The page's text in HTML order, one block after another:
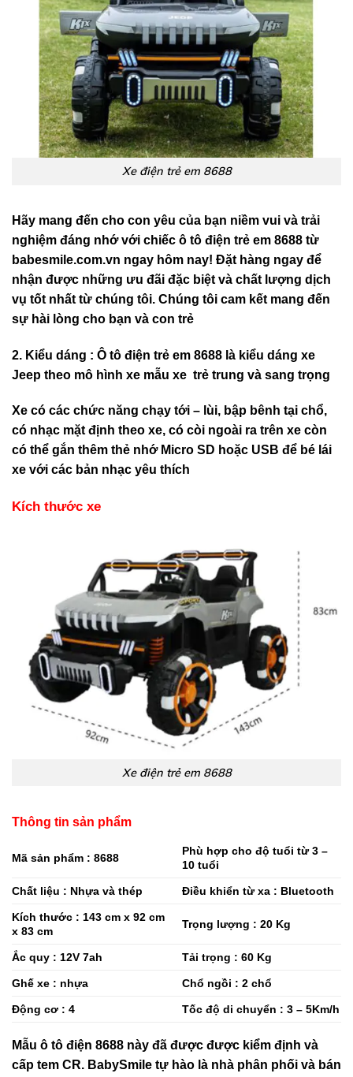
Xe điện trẻ em 8688
Hãy mang đến cho con yêu của bạn niềm vui và trải
nghiệm đáng nhớ với chiếc ô tô điện trẻ em 8688 từ
babesmile.com.vn ngay hôm nay! Đặt hàng ngay để
nhận được những ưu đãi đặc biệt và chất lượng dịch
vụ tốt nhất từ chúng tôi. Chúng tôi cam kết mang đến
sự hài lòng cho bạn và con trẻ
2. Kiểu dáng : Ô tô điện trẻ em 8688 là kiểu dáng xe
Jeep theo mô hình xe mẫu xe trẻ trung và sang trọng
Xe có các chức năng chạy tới – lùi, bập bênh tại chổ,
có nhạc mặt định theo xe, có còi ngoài ra trên xe còn
có thể gắn thêm thẻ nhớ Micro SD hoặc USB để bé lái
xe với các bản nhạc yêu thích
Kích thước xe
Xe điện trẻ em 8688
Thông tin sản phẩm
Mã sản phẩm : 8688
Phù hợp cho độ tuổi từ 3 –
10 tuổi
Chất liệu : Nhựa và thép Điều khiển từ xa : Bluetooth
Kích thước : 143 cm x 92 cm
x 83 cm
Trọng lượng : 20 Kg
Ắc quy : 12V 7ah Tải trọng : 60 Kg
Ghế xe : nhựa Chổ ngồi : 2 chổ
Động cơ : 4 Tốc độ di chuyển : 3 – 5Km/h
Mẫu ô tô điện 8688 này đã được được kiểm định và
cấp tem CR. BabySmile tự hào là nhà phân phối và bán